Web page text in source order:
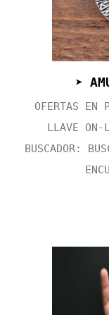
➤
OFERTAS EN
LLAVE ON-
BUSCADOR: